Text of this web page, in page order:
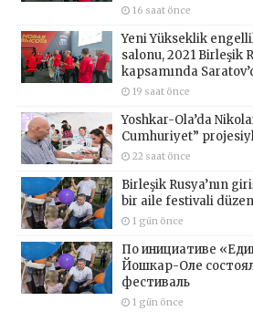
16 saat önce
Yeni Yükseklik
salonu, 2021 Birleşik
kapsamında
19 saat önce
Yoshkar-Ola’da
Cumhuriyet”
22 saat önce
Birleşik Rusya’nın
bir aile festivali
1 gün önce
По инициативе
Йошкар-Оле
фестиваль
1 gün önce